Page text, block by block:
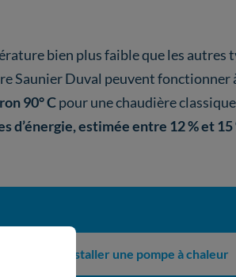
bien plus faible que les autres
Saunier Duval peuvent fonctionner
90° Cpour une chaudière
d’énergie, estimée entre 12 % et 15
Installer une pompe à chaleur